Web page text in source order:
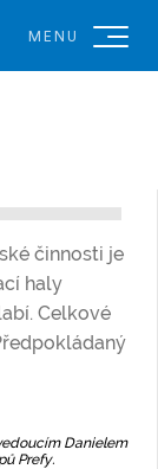
MENU
činnosti je
haly
Celkové
Danielem
Prefy.